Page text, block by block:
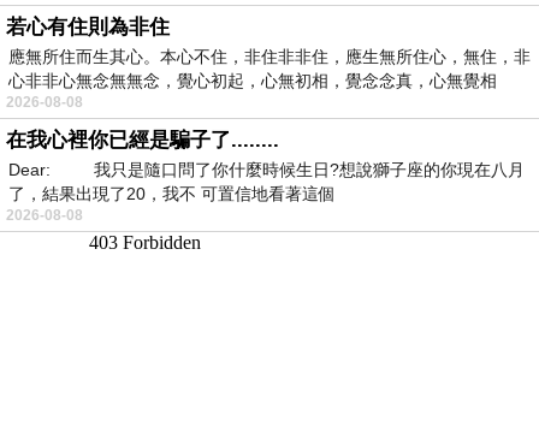
若心有住則為非住
應無所住而生其心。本心不住，非住非非住，應生無所住心，無住，非
心非非心無念無無念，覺心初起，心無初相，覺念念真，心無覺相
2026-08-08
在我心裡你已經是騙子了........
Dear: 我只是隨口問了你什麼時候生日?想說獅子座的你現在八月
了，結果出現了20，我不 可置信地看著這個
2026-08-08